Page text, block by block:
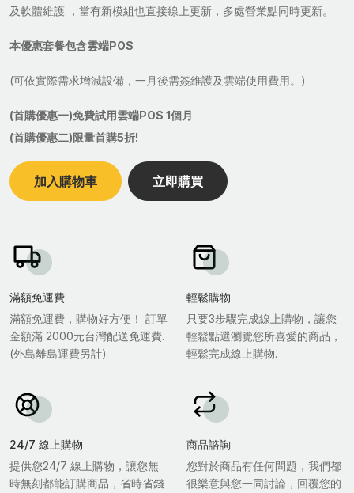
及軟體維護 ，當有新模組也直接線上更新，多處營業點同時更新。
本優惠套餐包含雲端POS
(可依實際需求增減設備，一月後需簽維護及雲端使用費用。)
(首購優惠一)免費試用雲端POS 1個月
(首購優惠二)限量首購5折!
加入購物車 立即購買
滿額免運費
滿額免運費，購物好方便！ 訂單
金額滿 2000元台灣配送免運費.
(外島離島運費另計)
輕鬆購物
只要3步驟完成線上購物，讓您
輕鬆點選瀏覽您所喜愛的商品，
輕鬆完成線上購物.
24/7 線上購物
提供您24/7 線上購物，讓您無
時無刻都能訂購商品，省時省錢
商品諮詢
您對於商品有任何問題，我們都
很樂意與您一同討論，回覆您的